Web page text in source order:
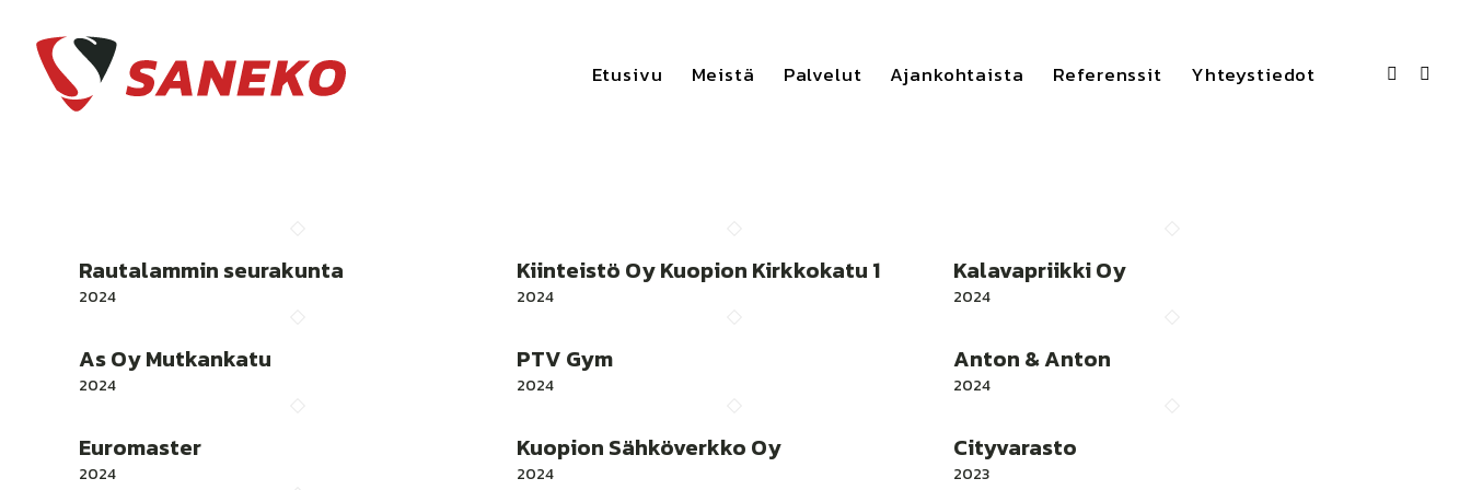
Etusivu Meistä Palvelut Ajankohtaista Referenssit Yhteystiedot
Rautalammin seurakunta
2024
Kiinteistö Oy Kuopion Kirkkokatu 1
2024
Kalavapriikki Oy
2024
As Oy Mutkankatu
2024
PTV Gym
2024
Anton & Anton
2024
Euromaster
2024
Kuopion Sähköverkko Oy
2024
Cityvarasto
2023